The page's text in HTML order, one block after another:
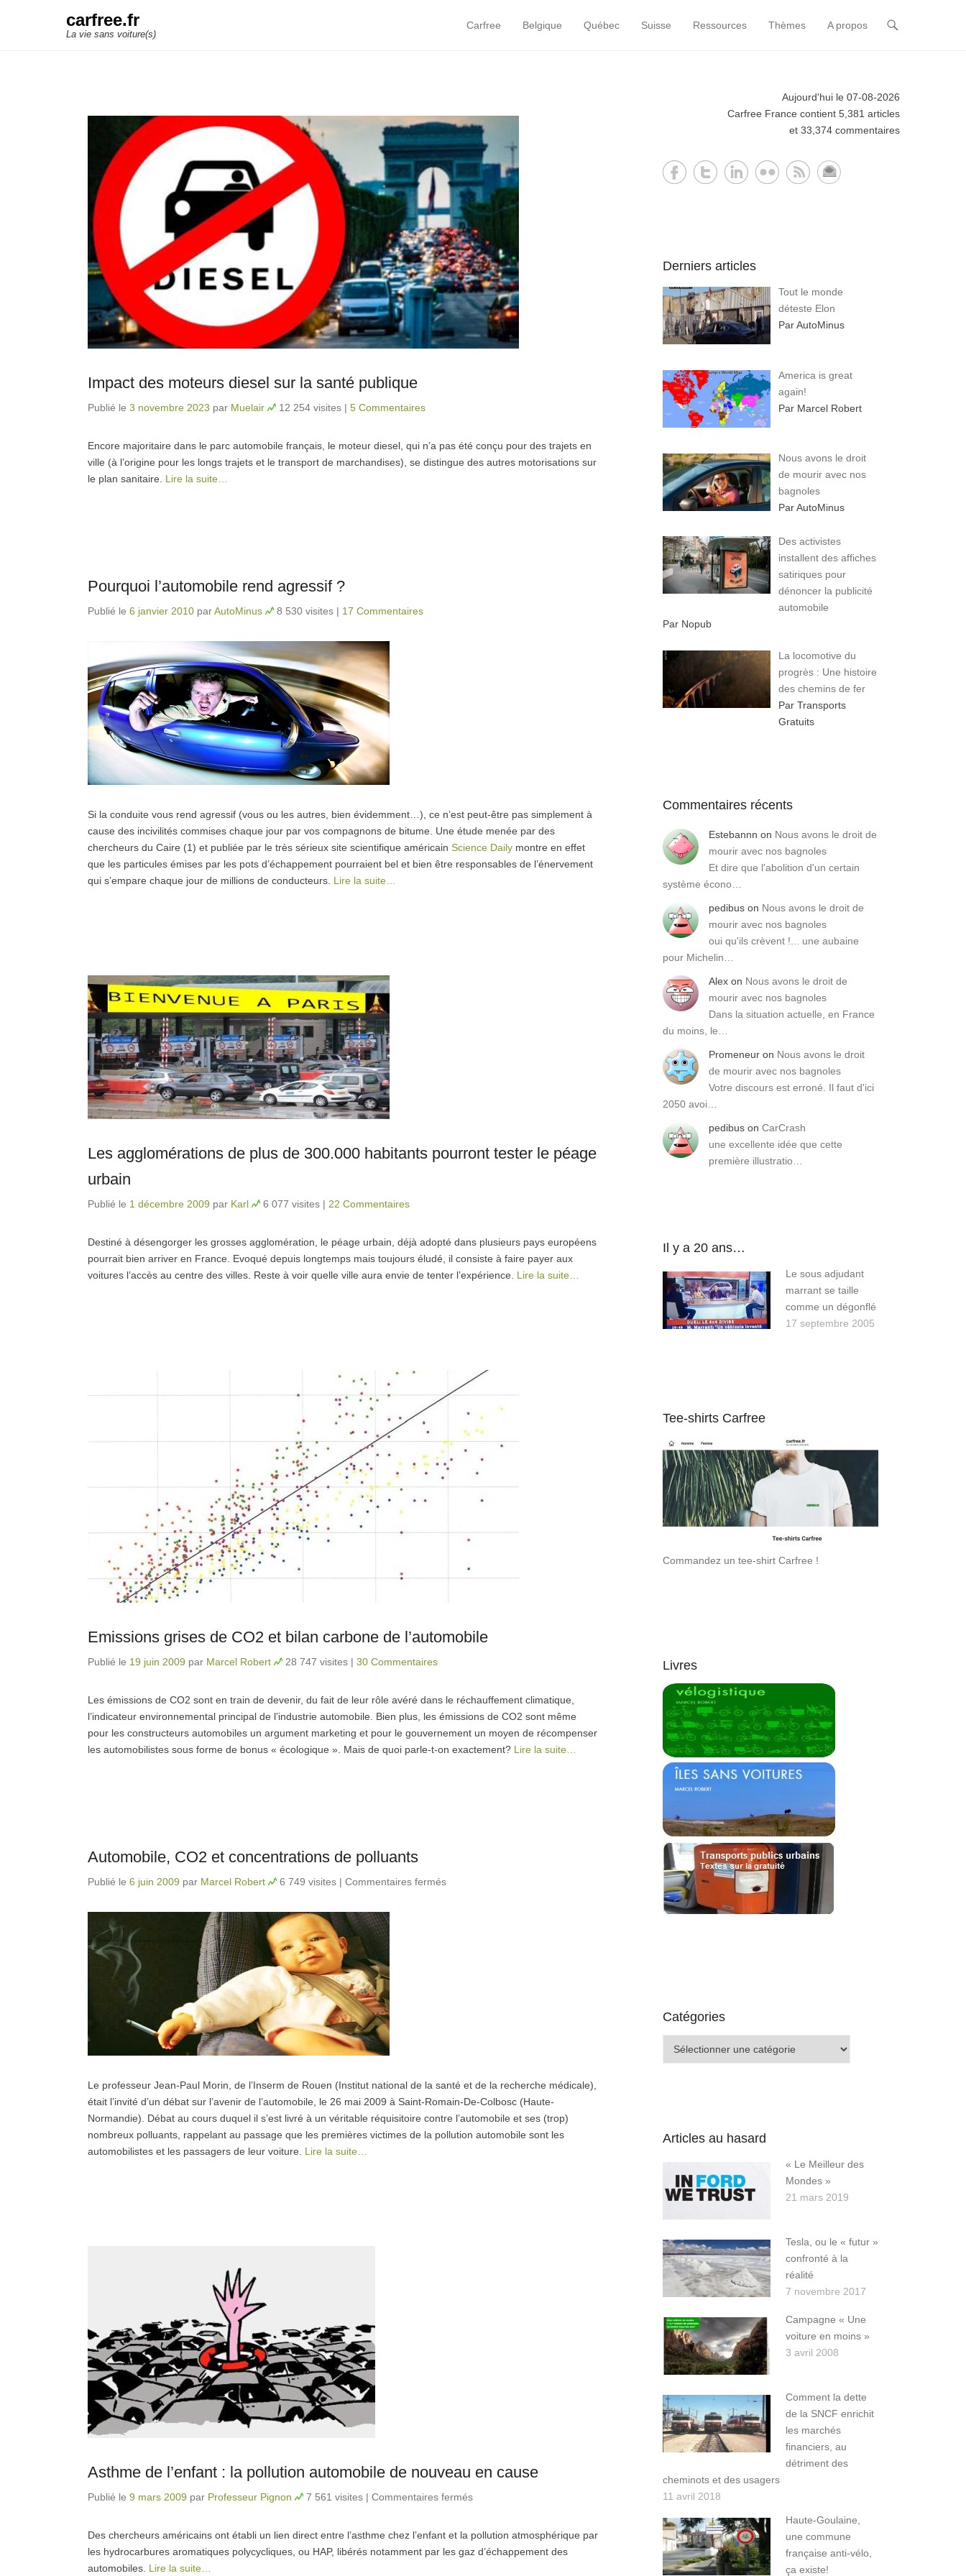
carfree.fr
La vie sans voiture(s)
Primary Menu
Skip to content
Carfree Belgique Québec Suisse Ressources Thèmes A propos
Impact des moteurs diesel sur la santé publique
Publié le 3 novembre 2023 par Muelair 12 254 visites | 5 Commentaires
Encore majoritaire dans le parc automobile français, le moteur diesel, qui n’a pas été conçu pour des trajets en
ville (à l’origine pour les longs trajets et le transport de marchandises), se distingue des autres motorisations sur
le plan sanitaire. Lire la suite…
Pourquoi l’automobile rend agressif ?
Publié le 6 janvier 2010 parAutoMinus 8 530 visites | 17 Commentaires
Si la conduite vous rend agressif (vous ou les autres, bien évidemment…), ce n’est peut-être pas simplement à
cause des incivilités commises chaque jour par vos compagnons de bitume. Une étude menée par des
chercheurs du Caire (1) et publiée par le très sérieux site scientifique américain Science Daily montre en effet
que les particules émises par les pots d’échappement pourraient bel et bien être responsables de l’énervement
qui s’empare chaque jour de millions de conducteurs. Lire la suite…
Les agglomérations de plus de 300.000 habitants pourront tester le péage
urbain
Publié le 1 décembre 2009 par Karl 6 077 visites | 22 Commentaires
Destiné à désengorger les grosses agglomération, le péage urbain, déjà adopté dans plusieurs pays européens
pourrait bien arriver en France. Evoqué depuis longtemps mais toujours éludé, il consiste à faire payer aux
voitures l’accès au centre des villes. Reste à voir quelle ville aura envie de tenter l’expérience. Lire la suite…
Emissions grises de CO2 et bilan carbone de l’automobile
Publié le 19 juin 2009 par Marcel Robert 28 747 visites | 30 Commentaires
Les émissions de CO2 sont en train de devenir, du fait de leur rôle avéré dans le réchauffement climatique,
l’indicateur environnemental principal de l’industrie automobile. Bien plus, les émissions de CO2 sont même
pour les constructeurs automobiles un argument marketing et pour le gouvernement un moyen de récompenser
les automobilistes sous forme de bonus « écologique ». Mais de quoi parle-t-on exactement? Lire la suite…
Automobile, CO2 et concentrations de polluants
Publié le 6 juin 2009 par Marcel Robert 6 749 visites | Commentaires fermés
Le professeur Jean-Paul Morin, de l’Inserm de Rouen (Institut national de la santé et de la recherche médicale),
était l’invité d’un débat sur l’avenir de l’automobile, le 26 mai 2009 à Saint-Romain-De-Colbosc (Haute-
Normandie). Débat au cours duquel il s’est livré à un véritable réquisitoire contre l’automobile et ses (trop)
nombreux polluants, rappelant au passage que les premières victimes de la pollution automobile sont les
automobilistes et les passagers de leur voiture. Lire la suite…
Asthme de l’enfant : la pollution automobile de nouveau en cause
Publié le 9 mars 2009 par Professeur Pignon 7 561 visites | Commentaires fermés
nouveau en cause
Des chercheurs américains ont établi un lien direct entre l’asthme chez l’enfant et la pollution atmosphérique par
les hydrocarbures aromatiques polycycliques, ou HAP, libérés notamment par les gaz d’échappement des
automobiles. Lire la suite…
Aujourd'hui le 07-08-2026
Carfree France contient 5,381 articles
et 33,374 commentaires
Derniers articles
Tout le monde
déteste Elon
Par AutoMinus
America is great
again!
Par Marcel Robert
Nous avons le droit
de mourir avec nos
bagnoles
Par AutoMinus
Des activistes
installent des affiches
satiriques pour
dénoncer la publicité
automobile
Par Nopub
La locomotive du
progrès : Une histoire
des chemins de fer
Par Transports
Gratuits
Commentaires récents
Estebannn on Nous avons le droit de
mourir avec nos bagnoles
Et dire que l'abolition d'un certain
système écono…
pedibus on Nous avons le droit de
mourir avec nos bagnoles
oui qu'ils crèvent !... une aubaine
pour Michelin…
Alex on Nous avons le droit de
mourir avec nos bagnoles
Dans la situation actuelle, en France
du moins, le…
Promeneur on Nous avons le droit
de mourir avec nos bagnoles
Votre discours est erroné. Il faut d'ici
2050 avoi…
pedibus on CarCrash
une excellente idée que cette
première illustratio…
Il y a 20 ans…
Le sous adjudant
marrant se taille
comme un dégonflé
17 septembre 2005
Tee-shirts Carfree
Commandez un tee-shirt Carfree !
Livres
Catégories
Articles au hasard
« Le Meilleur des
Mondes »
21 mars 2019
Tesla, ou le « futur »
confronté à la
réalité
7 novembre 2017
Campagne « Une
voiture en moins »
3 avril 2008
Comment la dette
de la SNCF enrichit
les marchés
financiers, au
détriment des
cheminots et des usagers
11 avril 2018
Haute-Goulaine,
une commune
française anti-vélo,
ça existe!